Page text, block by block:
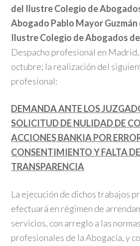
del IlustreColegio de
Abogado Pablo Mayor Guzmán
Ilustre Colegio de Abogados
Despacho profesional en
octubre; la realización del
profesional:
DEMANDA ANTE LOS
SOLICITUD DE NULIDAD DE
ACCIONES BANKIA POR
CONSENTIMIENTO Y FALTA DE
TRANSPARENCIA
La ejecución de dichos trabajos
efectuará en régimen de
servicios, con arreglo a las
profesionales de la Abogacía, y